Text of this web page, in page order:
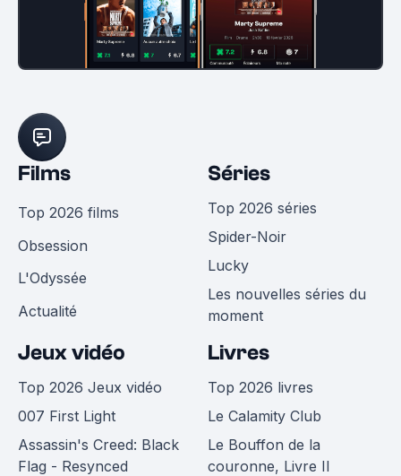
Films
Top 2026 films
Obsession
L'Odyssée
Actualité
Séries
Top 2026 séries
Spider-Noir
Lucky
Les nouvelles séries du
moment
Jeux vidéo
Top 2026 Jeux vidéo
007 First Light
Assassin's Creed: Black
Flag - Resynced
Livres
Top 2026 livres
Le Calamity Club
Le Bouffon de la
couronne, Livre II